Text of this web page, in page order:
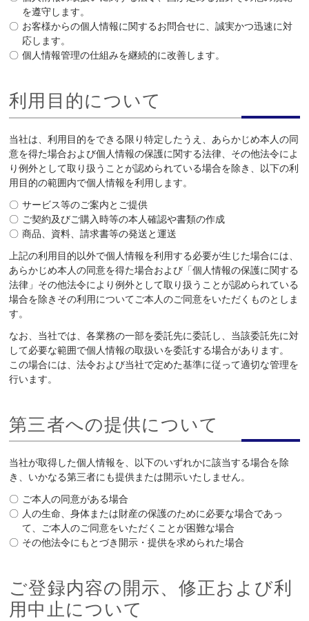
を遵守します。
お客様からの個人情報に関するお問合せに、誠実かつ迅速に対
応します。
個人情報管理の仕組みを継続的に改善します。
利用目的について
当社は、利用目的をできる限り特定したうえ、あらかじめ本人の同
意を得た場合および個人情報の保護に関する法律、その他法令によ
り例外として取り扱うことが認められている場合を除き、以下の利
用目的の範囲内で個人情報を利用します。
サービス等のご案内とご提供
ご契約及びご購入時等の本人確認や書類の作成
商品、資料、請求書等の発送と運送
上記の利用目的以外で個人情報を利用する必要が生じた場合には、
あらかじめ本人の同意を得た場合および「個人情報の保護に関する
法律」その他法令により例外として取り扱うことが認められている
場合を除きその利用についてご本人のご同意をいただくものとしま
す。
なお、当社では、各業務の一部を委託先に委託し、当該委託先に対
して必要な範囲で個人情報の取扱いを委託する場合があります。
この場合には、法令および当社で定めた基準に従って適切な管理を
行います。
第三者への提供について
当社が取得した個人情報を、以下のいずれかに該当する場合を除
き、いかなる第三者にも提供または開示いたしません。
ご本人の同意がある場合
人の生命、身体または財産の保護のために必要な場合であっ
て、ご本人のご同意をいただくことが困難な場合
その他法令にもとづき開示・提供を求められた場合
ご登録内容の開示、修正および利
用中止について